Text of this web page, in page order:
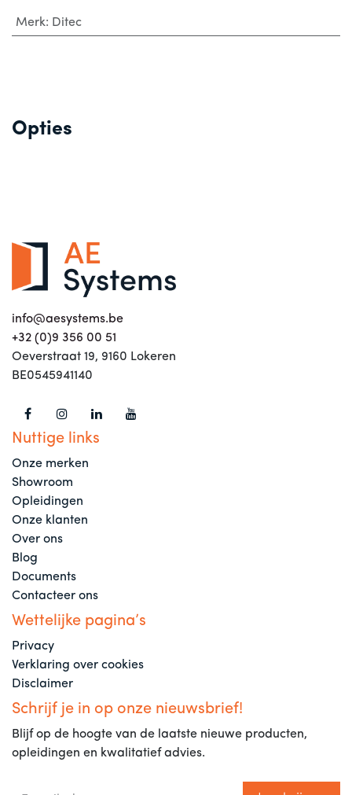
Merk: Ditec
Opties
info@aesystems.be
+32 (0)9 356 00 51
Oeverstraat 19, 9160 Lokeren
BE0545941140
Nuttige links
Onze merken
Showroom
Opleidingen
Onze klanten
Over ons
Blog
Documents
Contacteer ons
Wettelijke pagina’s
Privacy
Verklaring over cookies
Disclaimer
Schrijf je in op onze nieuwsbrief!
Blijf op de hoogte van de laatste nieuwe producten,
opleidingen en kwalitatief advies.